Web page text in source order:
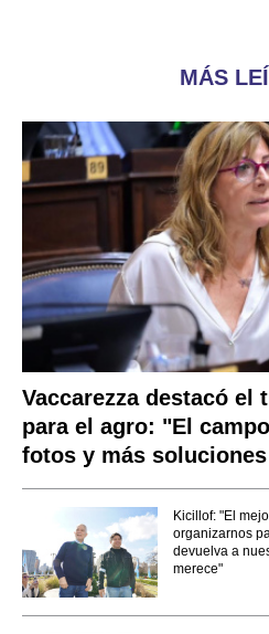
MÁS
Vaccarezza destacó el
para el agro: "El
fotos y más
Kicillof: "El
organizarnos
devuelva a
merece"